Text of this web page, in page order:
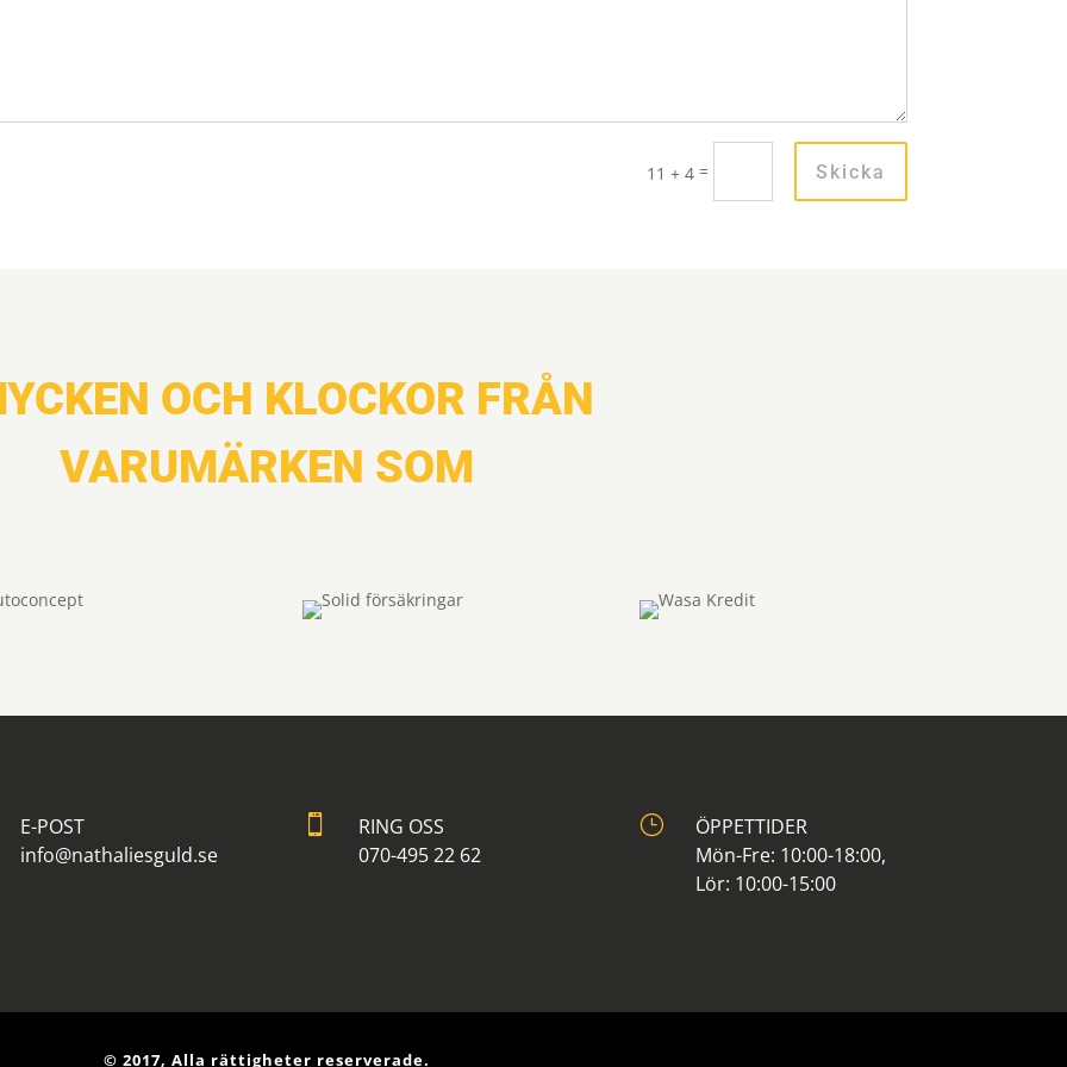
11 + 4= Skicka
OCH KLOCKOR FRÅN
VARUMÄRKEN SOM
E-POST
info@nathaliesguld.se

RING OSS
070-495 22 62
}
ÖPPETTIDER
Mön-Fre: 10:00-18:00,
Lör: 10:00-15:00
© 2017, Alla rättigheter reserverade.